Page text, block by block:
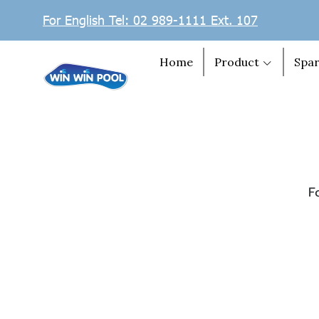
For English Tel: 02 989-1111 Ext. 107
Home Product